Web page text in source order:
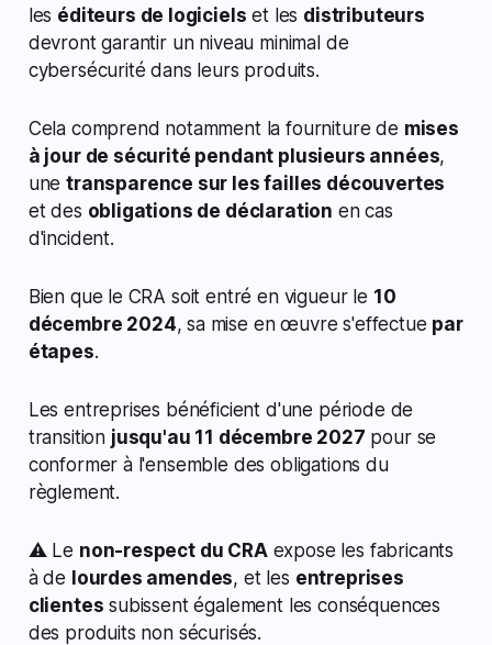
les éditeurs de logiciels et les distributeurs
devront garantir un niveau minimal de
cybersécurité dans leurs produits.
Cela comprend notamment la fourniture de mises
à jour de sécurité pendant plusieurs années,
unetransparence sur les failles découvertes
et des obligations de déclaration en cas
d'incident.
Bien que le CRA soit entré en vigueur le 10
décembre 2024, sa mise en œuvre s'effectue par
étapes.
Les entreprises bénéficient d'une période de
transition jusqu'au 11 décembre 2027 pour se
conformer à l'ensemble des obligations du
règlement.
⚠️ Le non-respect du CRAexpose les fabricants
à de lourdes amendes, et les entreprises
clientes subissent également les conséquences
des produits non sécurisés.